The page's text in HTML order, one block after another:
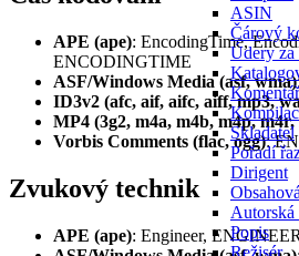
ASIN
Čárový
Údery za
Komentář
Skladatel
Pořadí
Dirigent
Autorská
Popis
Režisér
APE (ape): EncodingTime,
ENCODINGTIME
ASF/Windows Media (asf, wma)
ID3v2 (afc, aif, aifc, aiff, mp3,
MP4 (3g2, m4a, m4b, m4p, m4r,
Vorbis Comments (flac, ogg):
Zvukový technik
APE (ape): Engineer, ENGINEER